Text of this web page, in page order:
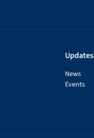
Updates
News
Events